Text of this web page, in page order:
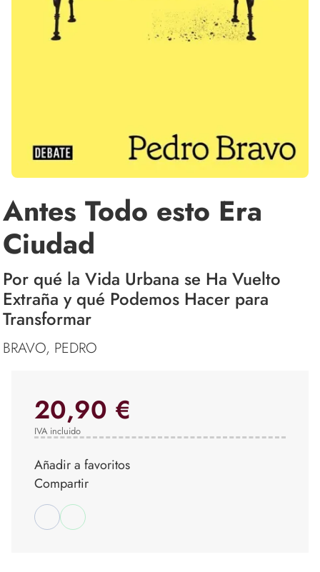
Antes Todo esto Era
Ciudad
Por qué la Vida Urbana se Ha Vuelto
Extraña y qué Podemos Hacer para
Transformar
BRAVO, PEDRO
20,90 €
IVA incluido
Añadir a favoritos
Compartir